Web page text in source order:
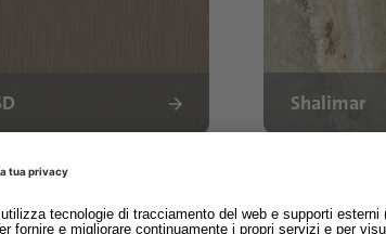
Shalimar
e classica. Le loro tonalità